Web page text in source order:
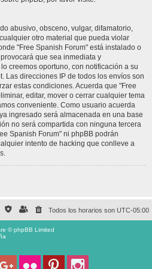
abusivo, obsceno, vulgar, difamatorio,
otro material que pueda violar
"Free Spanish Forum" está instalado o
que sea inmediata y
creemos oportuno, con notificación a su
Las direcciones IP de todos los envíos son
estas condiciones. Acuerda que "Free
editar, mover o cerrar cualquier tema
conveniente. Como usuario acuerda
ingresado será almacenada en una base
no será compartida con ninguna tercera
Spanish Forum" ni phpBB podrán
intento de hacking que conlleve a
Todos los horarios son UTC-05:00
© phpBB Limited